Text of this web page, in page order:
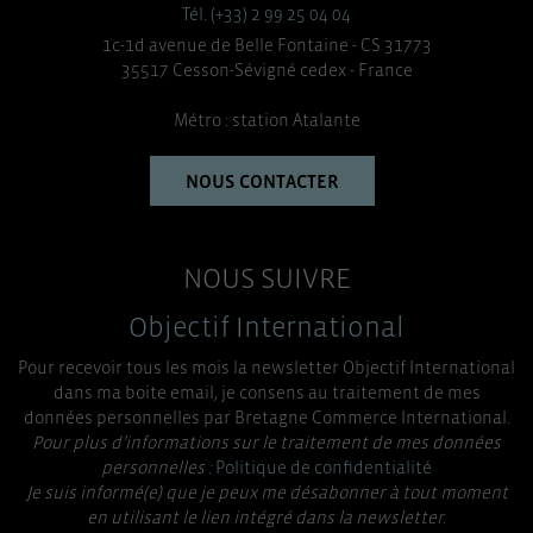
Tél. (+33) 2 99 25 04 04
1c-1d avenue de Belle Fontaine - CS 31773
35517 Cesson-Sévigné cedex - France
Métro : station Atalante
NOUS CONTACTER
NOUS SUIVRE
Objectif International
Pour recevoir tous les mois la newsletter Objectif International
dans ma boite email, je consens au traitement de mes
données personnelles par Bretagne Commerce International.
Pour plus d’informations sur le traitement de mes données
personnelles :Politique de confidentialité
Je suis informé(e) que je peux me désabonner à tout moment
en utilisant le lien intégré dans la newsletter.